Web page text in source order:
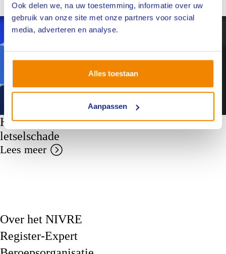
Ook delen we, na uw toestemming, informatie over uw
gebruik van onze site met onze partners voor social
media, adverteren en analyse.
Alles toestaan
Aanpassen
Bekijk alles
Hier gaat het te weinig over: Cowboys in de
letselschade
Lees meer
Over het NIVRE
Register-Expert